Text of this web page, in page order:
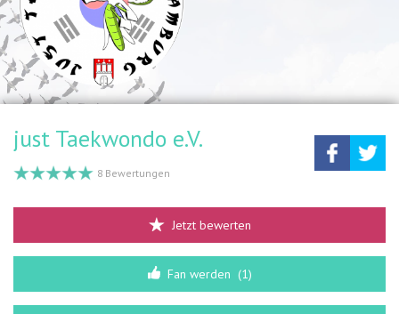
just Taekwondo e.V.
8 Bewertungen
Teilen
Jetzt bewerten
Fan werden (1)